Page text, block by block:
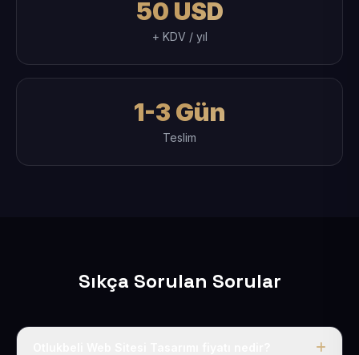
50 USD
+ KDV / yıl
1-3 Gün
Teslim
Sıkça Sorulan Sorular